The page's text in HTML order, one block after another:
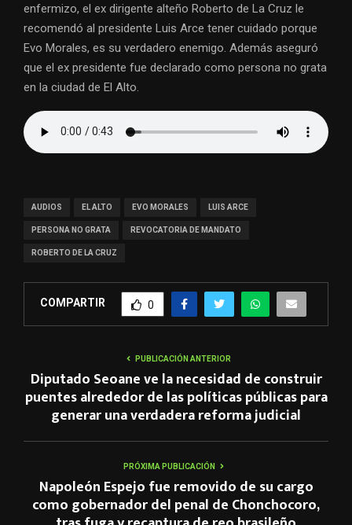
enfermizo, el ex dirigente alteño Roberto de La Cruz le
recomendó al presidente Luis Arce tener cuidado porque
Evo Morales, es su verdadero enemigo. Además aseguró
que el ex presidente fue declarado como persona no grata
en la ciudad de El Alto.
AUDIOS EL ALTO EVO MORALES LUIS ARCE
PERSONA NO GRATA REVOCATORIA DE MANDATO
ROBERTO DE LA CRUZ
COMPARTIR 0
PUBLICACIÓN ANTERIOR
Diputado Seoane ve la necesidad de construir
puentes alrededor de las políticas públicas para
generar una verdadera reforma judicial
PRÓXIMA PUBLICACIÓN
Napoleón Espejo fue removido de su cargo
como gobernador del penal de Chonchocoro,